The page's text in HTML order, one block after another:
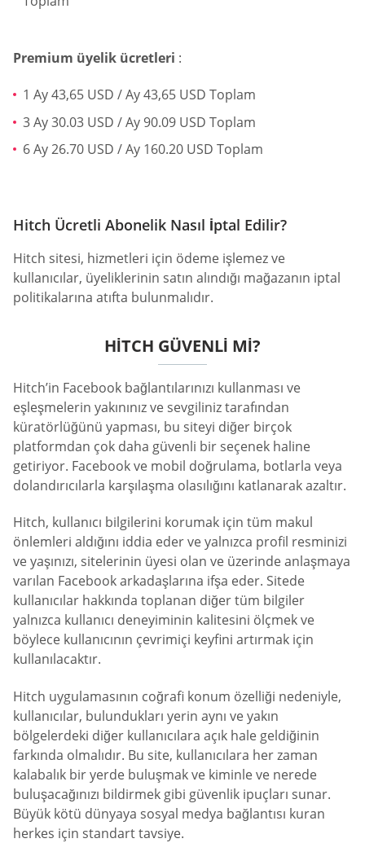
Premium üyelik ücretleri :
1 Ay 43,65 USD / Ay 43,65 USD Toplam
3 Ay 30.03 USD / Ay 90.09 USD Toplam
6 Ay 26.70 USD / Ay 160.20 USD Toplam
Hitch Ücretli Abonelik Nasıl İptal Edilir?
Hitch sitesi, hizmetleri için ödeme işlemez ve
kullanıcılar, üyeliklerinin satın alındığı mağazanın iptal
politikalarına atıfta bulunmalıdır.
HITCH GÜVENLI MI?
Hitch’in Facebook bağlantılarınızı kullanması ve
eşleşmelerin yakınınız ve sevgiliniz tarafından
küratörlüğünü yapması, bu siteyi diğer birçok
platformdan çok daha güvenli bir seçenek haline
getiriyor. Facebook ve mobil doğrulama, botlarla veya
dolandırıcılarla karşılaşma olasılığını katlanarak azaltır.
Hitch, kullanıcı bilgilerini korumak için tüm makul
önlemleri aldığını iddia eder ve yalnızca profil resminizi
ve yaşınızı, sitelerinin üyesi olan ve üzerinde anlaşmaya
varılan Facebook arkadaşlarına ifşa eder. Sitede
kullanıcılar hakkında toplanan diğer tüm bilgiler
yalnızca kullanıcı deneyiminin kalitesini ölçmek ve
böylece kullanıcının çevrimiçi keyfini artırmak için
kullanılacaktır.
Hitch uygulamasının coğrafi konum özelliği nedeniyle,
kullanıcılar, bulundukları yerin aynı ve yakın
bölgelerdeki diğer kullanıcılara açık hale geldiğinin
farkında olmalıdır. Bu site, kullanıcılara her zaman
kalabalık bir yerde buluşmak ve kiminle ve nerede
buluşacağınızı bildirmek gibi güvenlik ipuçları sunar.
Büyük kötü dünyaya sosyal medya bağlantısı kuran
herkes için standart tavsiye.